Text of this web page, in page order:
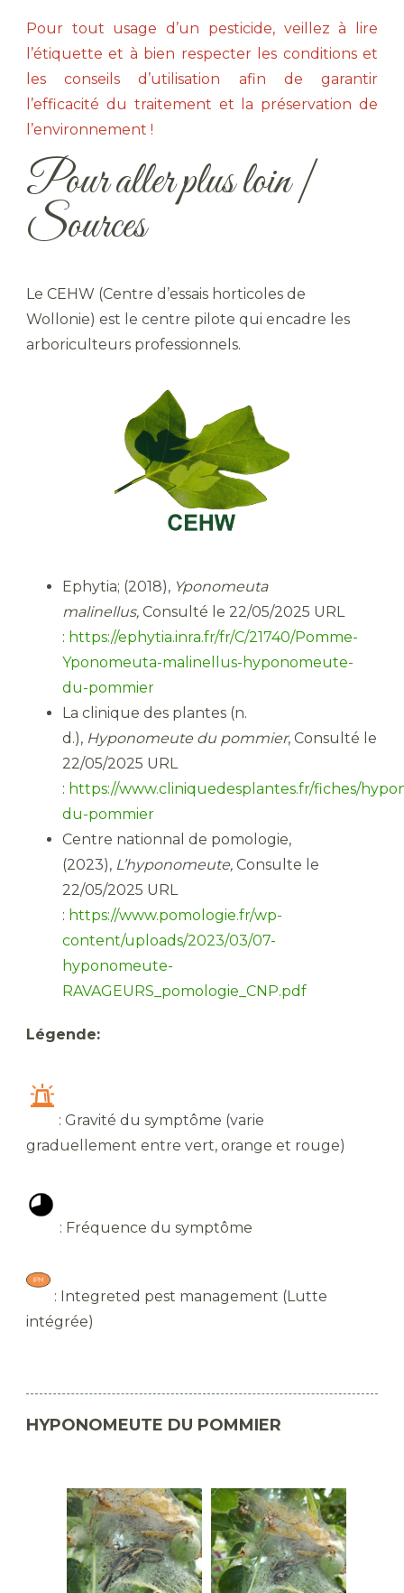
Pour tout usage d’un pesticide, veillez à lire
l’étiquette et à bien respecter les conditions et
les conseils d’utilisation afin de garantir
l’efficacité du traitement et la préservation de
l’environnement !
Pour aller plus loin |
Sources
Le CEHW (Centre d’essais horticoles de
Wollonie) est le centre pilote qui encadre les
arboriculteurs professionnels.
Ephytia; (2018), Yponomeuta
malinellus, Consulté le 22/05/2025 URL
: https://ephytia.inra.fr/fr/C/21740/Pomme-
Yponomeuta-malinellus-hyponomeute-
du-pommier
La clinique des plantes (n.
d.), Hyponomeute du pommier, Consulté le
22/05/2025 URL
: https://www.cliniquedesplantes.fr/fiches/
du-pommier
Centre nationnal de pomologie,
(2023), L’hyponomeute, Consulte le
22/05/2025 URL
: https://www.pomologie.fr/wp-
content/uploads/2023/03/07-
hyponomeute-
RAVAGEURS_pomologie_CNP.pdf
Légende:
: Gravité du symptôme (varie
graduellement entre vert, orange et rouge)
: Fréquence du symptôme
: Integreted pest management (Lutte
intégrée)
HYPONOMEUTE DU POMMIER